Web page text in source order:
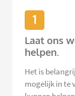
1
Laat ons
helpen.
Het is
mogelijk in te